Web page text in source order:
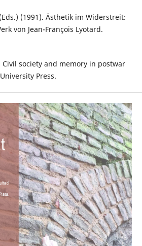
(1991). Ästhetik im Widerstreit:
von Jean-François Lyotard.
Civil society and memory in postwar
Press.